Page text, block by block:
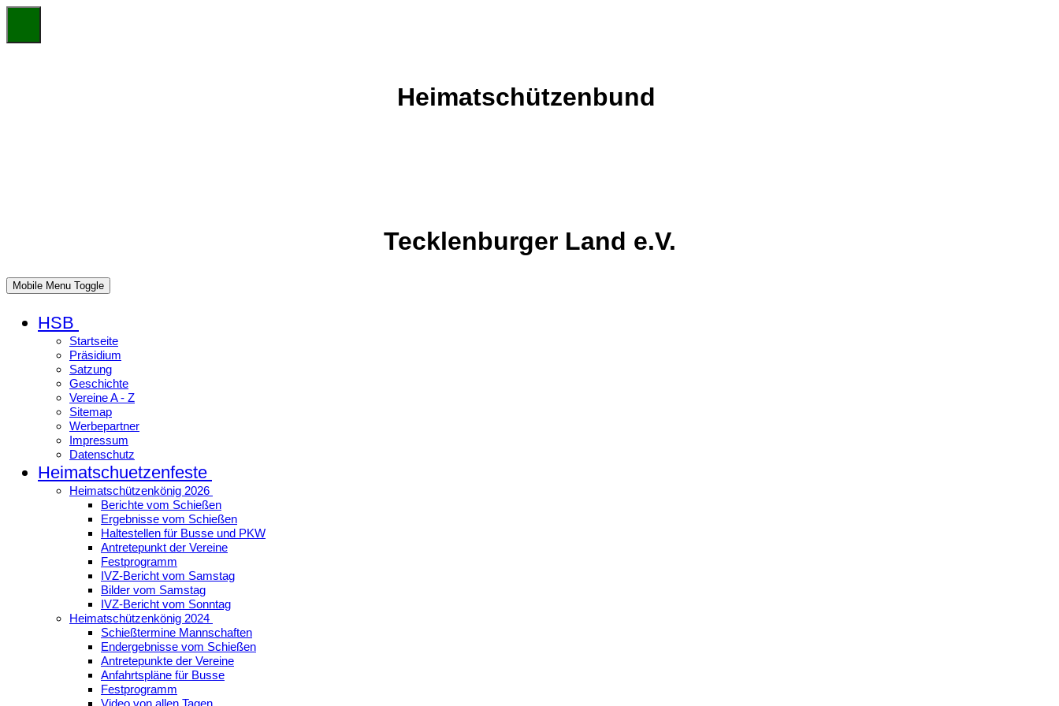
Heimatschützenbund
Tecklenburger Land e.V.
Mobile Menu Toggle
HSB
Startseite
Präsidium
Satzung
Geschichte
Vereine A - Z
Sitemap
Werbepartner
Impressum
Datenschutz
Heimatschuetzenfeste
Heimatschützenkönig 2026
Berichte vom Schießen
Ergebnisse vom Schießen
Haltestellen für Busse und PKW
Antretepunkt der Vereine
Festprogramm
IVZ-Bericht vom Samstag
Bilder vom Samstag
IVZ-Bericht vom Sonntag
Heimatschützenkönig 2024
Schießtermine Mannschaften
Endergebnisse vom Schießen
Antretepunkte der Vereine
Anfahrtspläne für Busse
Festprogramm
Video von allen Tagen